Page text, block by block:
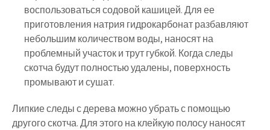
воспользоваться содовой кашицей. Для ее
приготовления натрия гидрокарбонат разбавляют
небольшим количеством воды, наносят на
проблемный участок и трут губкой. Когда следы
скотча будут полностью удалены, поверхность
промывают и сушат.
Липкие следы с дерева можно убрать с помощью
другого скотча. Для этого на клейкую полосу наносят